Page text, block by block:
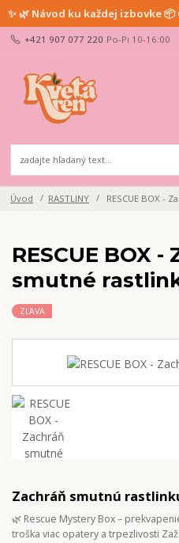
✨ 🌿 Návod ku každej izbovke
+421 907 077 220 Po-Pi 10-16:00
Úvod RASTLINY RESCUE BOX -
RESCUE BOX -
smutné
ZĽAVA
Zachráň smutnú
🌿 Rescue Mystery Box –
troška viac opatery a trpezlivosti